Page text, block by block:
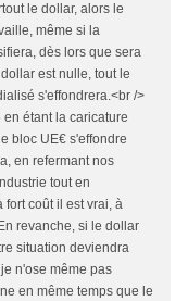
le dollar, alors le
même si la
dès lors que sera
est nulle, tout le
s'effondrera.<br />
étant la caricature
bloc UE€ s'effondre
en refermant nos
tout en
fort coût il est vrai, à
revanche, si le dollar
situation deviendra
n'ose même pas
en même temps que le